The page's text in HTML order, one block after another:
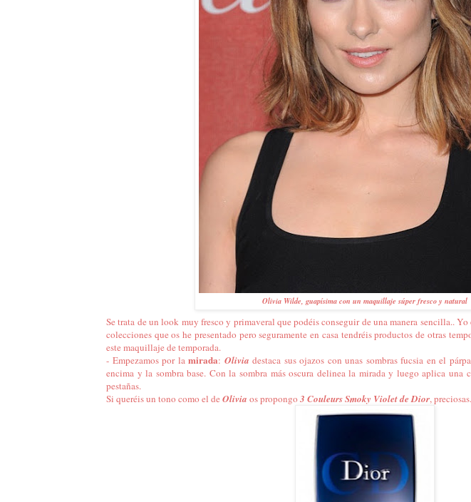
Olivia Wilde, guapísima con un maquillaje súper fresco y natural
Se trata de un look muy fresco y primaveral que podéis conseguir de una manera sencilla..
colecciones que os he presentado pero seguramente en casa tendréis productos de otras
este maquillaje de temporada.
- Empezamos por la mirada: Olivia destaca sus ojazos con unas sombras fucsia en el
encima y la sombra base. Con la sombra más oscura delinea la mirada y luego aplica una
pestañas.
Si queréis un tono como el deOlivia os propongo 3 Couleurs Smoky Violet de Dior,